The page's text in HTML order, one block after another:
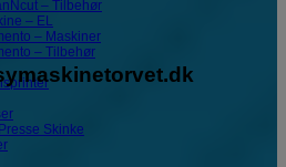
– Tilbehør
– EL
– Maskiner
– Tilbehør
Skinke